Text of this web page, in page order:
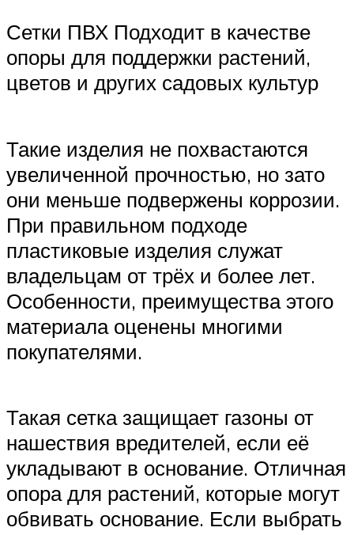
Сетки ПВХ Подходит в качестве
опоры для поддержки растений,
цветов и других садовых культур
Такие изделия не похвастаются
увеличенной прочностью, но зато
они меньше подвержены коррозии.
При правильном подходе
пластиковые изделия служат
владельцам от трёх и более лет.
Особенности, преимущества этого
материала оценены многими
покупателями.
Такая сетка защищает газоны от
нашествия вредителей, если её
укладывают в основание. Отличная
опора для растений, которые могут
обвивать основание. Если выбрать